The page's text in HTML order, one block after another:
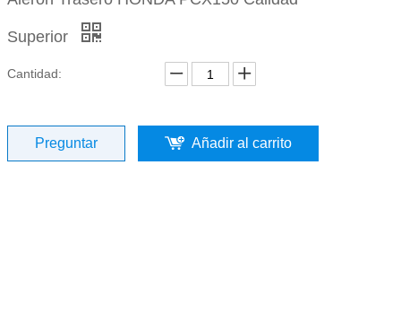
Superior
Cantidad:
Preguntar Añadir al carrito